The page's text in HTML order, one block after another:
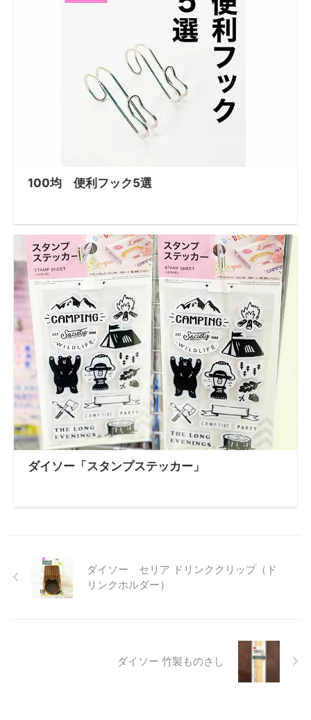
100均 便利フック5選
ダイソー「スタンプステッカー」
ダイソー セリア ドリンククリップ（ド
リンクホルダー）
ダイソー 竹製ものさし